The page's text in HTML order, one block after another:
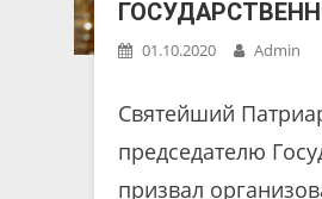
01.10.2020 Admin
Святейший
председателю
призвал